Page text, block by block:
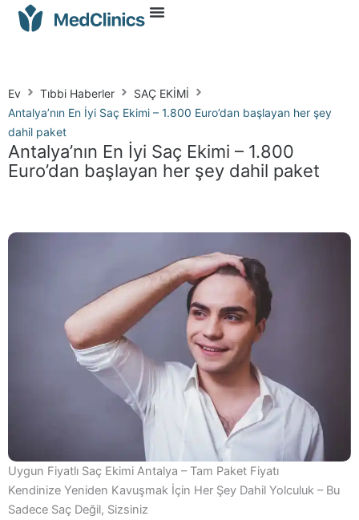
Antalya’nın En İyi Saç Ekimi – 1.800
Euro’dan başlayan her şey dahil paket
Ev Tıbbi Haberler
SAÇ EKİMİ
Antalya’nın En İyi Saç Ekimi – 1.800 Euro’dan başlayan her şey
dahil paket
Uygun Fiyatlı Saç Ekimi Antalya – Tam Paket Fiyatı
Kendinize Yeniden Kavuşmak İçin Her Şey Dahil Yolculuk – Bu
Sadece Saç Değil, Sizsiniz